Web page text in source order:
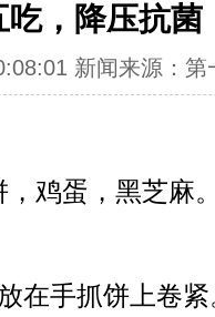
吃，降压抗菌
新闻来源：第
鸡蛋，黑芝麻
在手抓饼上卷紧